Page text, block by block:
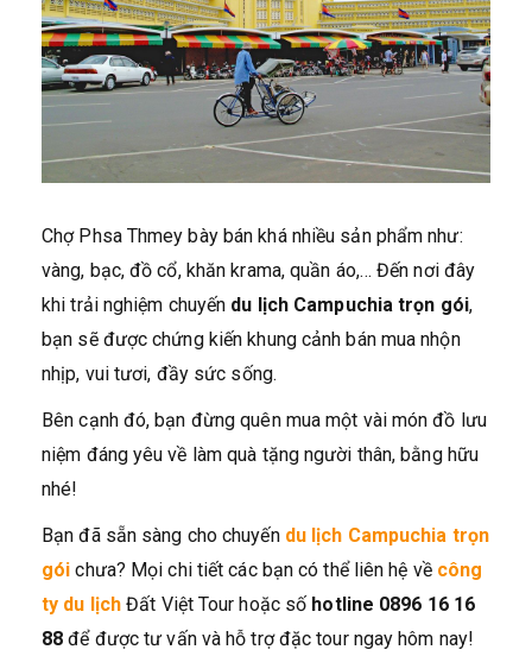
Chợ Phsa Thmey bày bán khá nhiều sản phẩm như:
vàng, bạc, đồ cổ, khăn krama, quần áo,… Đến nơi đây
khi trải nghiệm chuyến du lịch Campuchia trọn gói,
bạn sẽ được chứng kiến khung cảnh bán mua nhộn
nhịp, vui tươi, đầy sức sống.
Bên cạnh đó, bạn đừng quên mua một vài món đồ lưu
niệm đáng yêu về làm quà tặng người thân, bằng hữu
nhé!
Bạn đã sẵn sàng cho chuyến du lịch Campuchia trọn
gói chưa? Mọi chi tiết các bạn có thể liên hệ về công
ty du lịch Đất Việt Tour hoặc số hotline 0896 16 16
88 để được tư vấn và hỗ trợ đặc tour ngay hôm nay!